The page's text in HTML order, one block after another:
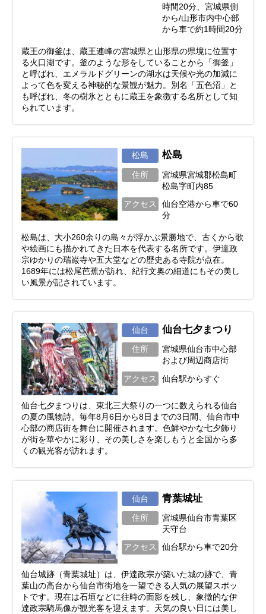
時間20分、宮城県側
から/山形市内中心部
から車で約1時間20分
蔵王の御釜は、蔵王連峰の宮城県と山形県の県境に位置す
る火口湖です。釜のような形をしていることから「御釜」
と呼ばれ、エメラルドグリーンの湖水は天候や光の加減に
よって色を変える神秘的な景観が魅力。別名「五色沼」と
も呼ばれ、冬の樹氷とともに蔵王を象徴する名所として知
られています。
松島 松島
住所
宮城県宮城郡松島町
松島字町内85
アクセス
仙台空港から車で60
分
松島は、大小260余りの島々が浮かぶ景勝地で、古くから歌
や絵画にも描かれてきた日本を代表する名所です。伊達政
宗ゆかりの瑞巌寺や五大堂などの歴史ある寺院が点在。
1689年には松尾芭蕉が訪れ、紀行文奥の細道にもその美し
い風景が記されています。
仙台 仙台七夕まつり
住所
宮城県仙台市中心部
および周辺商店街
アクセス
仙台駅からすぐ
仙台七夕まつりは、東北三大祭りの一つに数えられる仙台
の夏の風物詩。毎年8月6日から8日までの3日間、仙台市中
心部の商店街を舞台に開催されます。色鮮やかな七夕飾り
が街を華やかに彩り、その美しさを楽しもうと全国から多
くの観光客が訪れます。
仙台 青葉城址
住所
宮城県仙台市青葉区
天守台
アクセス
仙台駅から車で20分
仙台城跡（青葉城址）は、伊達政宗が築いた城の跡で、青
葉山の高台から仙台市街地を一望できる人気の展望スポッ
トです。現在は石垣などに往時の面影を残し、象徴的な伊
達政宗騎馬像が観光客を迎えます。天気の良い日には美し